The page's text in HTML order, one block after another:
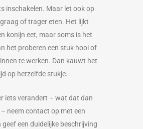
inschakelen. Maar let ook op
of trager eten. Het lijkt
konijn eet, maar soms is het
het proberen een stuk hooi of
te werken. Dan kauwt het
op hetzelfde stukje.
iets verandert – wat dat dan
neem contact op met een
een duidelijke beschrijving